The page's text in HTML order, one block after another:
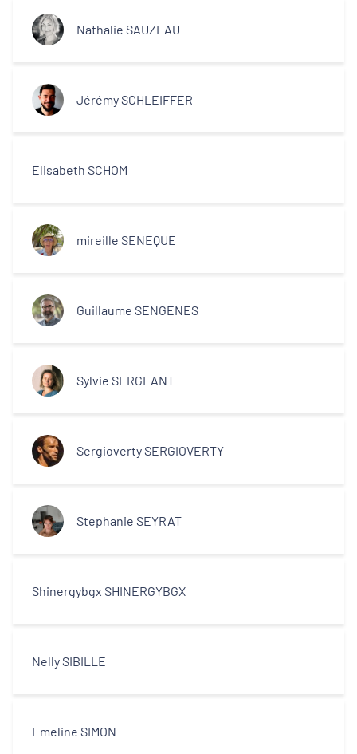
Nathalie SAUZEAU
Jérémy SCHLEIFFER
Elisabeth SCHOM
mireille SENEQUE
Guillaume SENGENES
Sylvie SERGEANT
Sergioverty SERGIOVERTY
Stephanie SEYRAT
Shinergybgx SHINERGYBGX
Nelly SIBILLE
Emeline SIMON